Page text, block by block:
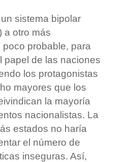
sistema bipolar
a otro más
poco probable, para
papel de las naciones
los protagonistas
mayores que los
la mayoría
nacionalistas. La
estados no haría
el número de
inseguras. Así,